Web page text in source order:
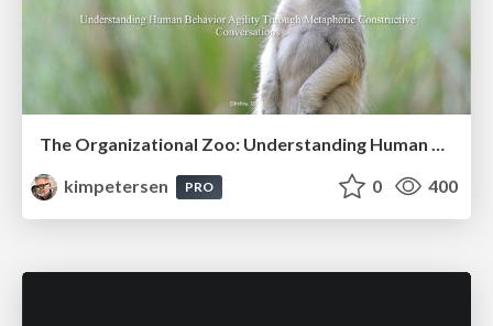
The Organizational Zoo: Understanding Human Behavior Agility Through Metaphoric Constructive Conversations (based on the works of Arthur Shelley, Ph.D)
kimpetersen
PRO 0 400